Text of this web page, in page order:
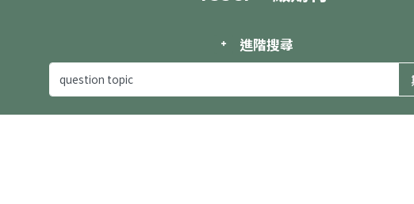
進階搜尋